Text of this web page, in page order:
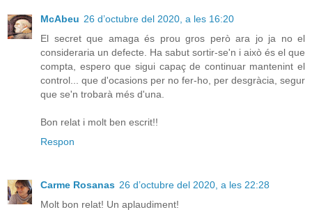
McAbeu 26 d’octubre del 2020, a les 16:20
El secret que amaga és prou gros però ara jo ja no el
consideraria un defecte. Ha sabut sortir-se'n i això és el que
compta, espero que sigui capaç de continuar mantenint el
control... que d'ocasions per no fer-ho, per desgràcia, segur
que se'n trobarà més d'una.
Bon relat i molt ben escrit!!
Respon
Carme Rosanas 26 d’octubre del 2020, a les 22:28
Molt bon relat! Un aplaudiment!